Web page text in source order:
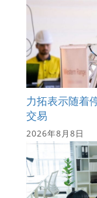
力拓表示随着
交易
2026年8月8日